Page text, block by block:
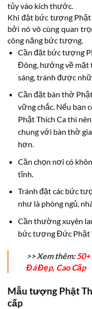
tủy vào kích thước.
Khi đặt bức tượng Phật
bởi nó vô cùng quan
công năng bức tượng.
Cần đặt bức tượng
Đông, hướng về mặt
sáng, tránh được
Cần đặt bàn thờ
vững chắc. Nếu bạn
Phật Thích Ca thì
chung với bàn thờ
hơn.
Cần chọn nơi có
tĩnh.
Tránh đặt các bức
như là phòng ngủ,
Cần thường xuyên
bức tượng Đức Phật
>> Xem thêm:
Đá Đẹp, Cao Cấp
Mẫu tượng Phật
cấp